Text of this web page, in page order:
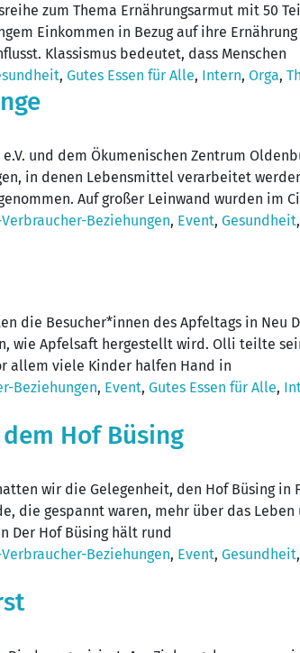
zum Thema Ernährungsarmut mit 50
Einkommen in Bezug auf ihre
Klassismus bedeutet, dass Menschen
, Gutes Essen für Alle, Intern, Orga,
und dem Ökumenischen Zentrum
in denen Lebensmittel verarbeitet
Auf großer Leinwand wurden im
Beziehungen, Event, Gesundheit,
die Besucher*innen des Apfeltags in Neu
wie Apfelsaft hergestellt wird. Olli teilte
allem viele Kinder halfen Hand in
Beziehungen, Event, Gutes Essen für Alle,
Hof Büsing
wir die Gelegenheit, den Hof Büsing in
die gespannt waren, mehr über das
Der Hof Büsing hält rund
Beziehungen, Event, Gesundheit,